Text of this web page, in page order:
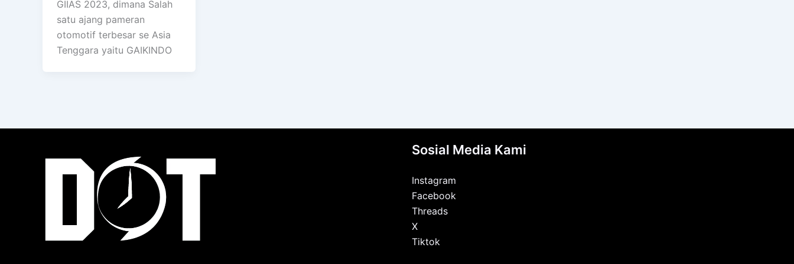
GIIAS 2023, dimana Salah
satu ajang pameran
otomotif terbesar se Asia
Tenggara yaitu GAIKINDO
Sosial Media Kami
Instagram
Facebook
Threads
X
Tiktok